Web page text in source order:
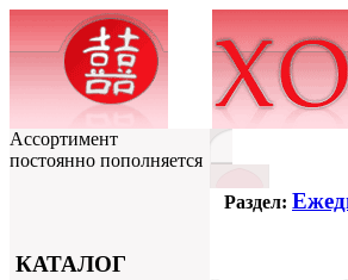
Ассортимент
постоянно пополняется
КАТАЛОГ
Раздел: